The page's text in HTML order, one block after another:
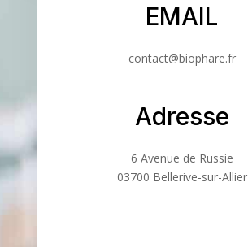
EMAIL
contact@biophare.fr
Adresse
6 Avenue de Russie
03700 Bellerive-sur-Allier